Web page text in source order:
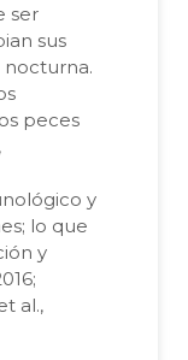
ser
sus
nocturna.
peces
y
lo que
y
al.,